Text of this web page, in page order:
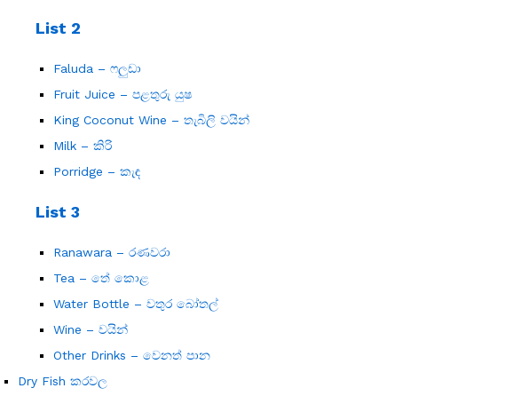
List 2
Faluda – ෆලුඩා
Fruit Juice – පළතුරු යුෂ
King Coconut Wine – තැබිලි වයින්
Milk – කිරි
Porridge – කැඳ
List 3
Ranawara – රණවරා
Tea – තේ කොළ
Water Bottle – වතුර බෝතල්
Wine – වයින්
Other Drinks – වෙනත් පාන
Dry Fish කරවල